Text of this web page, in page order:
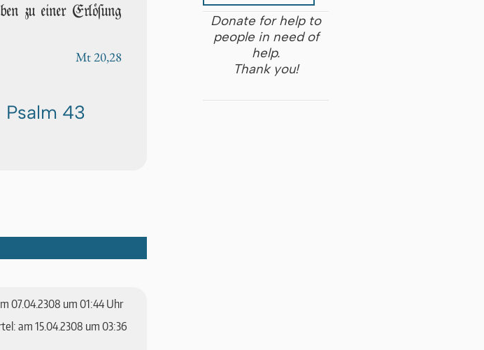
zu einer Erlöſung
Mt 20,28
Psalm 43
07.04.2308 um 01:44 Uhr
am 15.04.2308 um 03:36
Donate for help to
people in need of
help.
Thank you!